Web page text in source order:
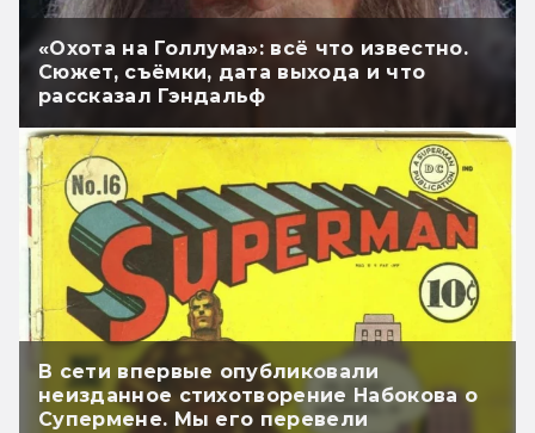
«Охота на Голлума»: всё что известно.
Сюжет, съёмки, дата выхода и что
рассказал Гэндальф
В сети впервые опубликовали
неизданное стихотворение Набокова о
Супермене. Мы его перевели